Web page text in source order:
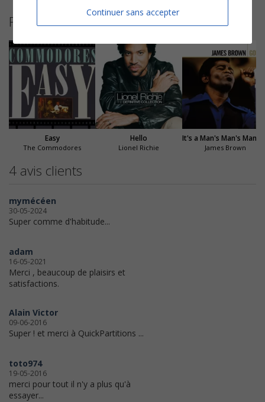
Partitions suggérées
Easy
The Commodores
Hello
Lionel Richie James Brown
4 avis clients
mymécéen
30-05-2024
Super comme d'habitude...
adam
16-05-2021
Merci , beaucoup de plaisirs et
satisfactions.
Alain Victor
09-06-2016
Super ! et merci à QuickPartitions ...
toto974
19-05-2016
merci pour tout il n'y a plus qu'à
essayer...
Continuer sans accepter